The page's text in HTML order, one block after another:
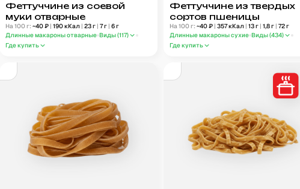
Феттуччине из соевой
муки отварные
На 100 г: ~40₽ | 190кКал | 23г | 7г | 6г
Длинные макароны отварные Виды (117)
Где купить
Феттуччине из твердых
сортов пшеницы
На 100 г: ~40₽ | 357кКал | 13г | 1,8г | 72г
Длинные макароны сухие Виды (434)
Где купить